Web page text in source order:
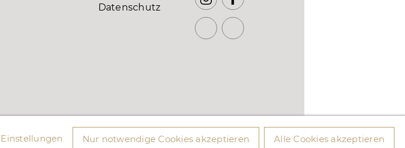
Datenschutz
Nur notwendige Cookies akzeptieren Alle Cookies akzeptieren